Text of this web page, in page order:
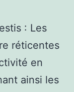
: Les
réticentes
en
ainsi les